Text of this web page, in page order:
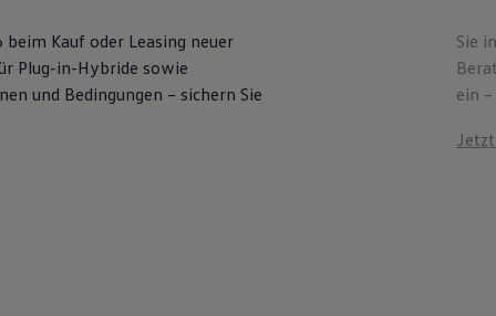
Kauf oder Leasing neuer
Plug-in-Hybride sowie
und Bedingungen – sichern Sie
Sie
ein